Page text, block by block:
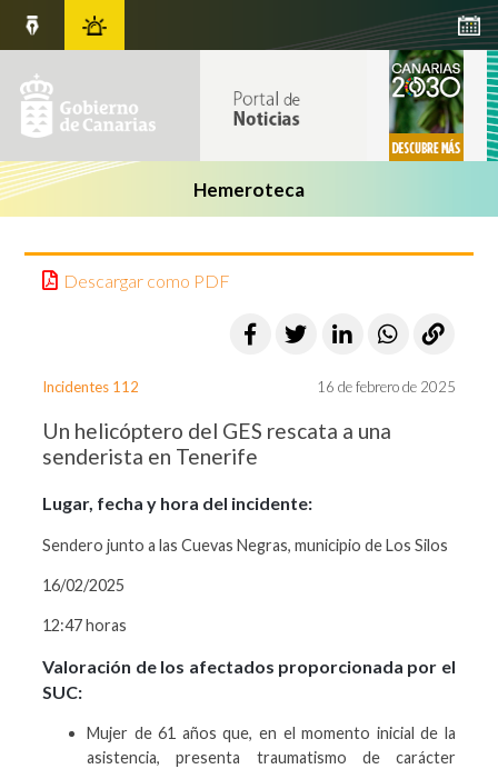
Hemeroteca
Descargar como PDF
Incidentes 112 16 de febrero de 2025
Un helicóptero del GES rescata a una
senderista en Tenerife
Lugar, fecha y hora del incidente:
Sendero junto a las Cuevas Negras, municipio de Los Silos
16/02/2025
12:47 horas
Valoración de los afectados proporcionada por el
SUC:
Mujer de 61 años que, en el momento inicial de la
asistencia, presenta traumatismo de carácter